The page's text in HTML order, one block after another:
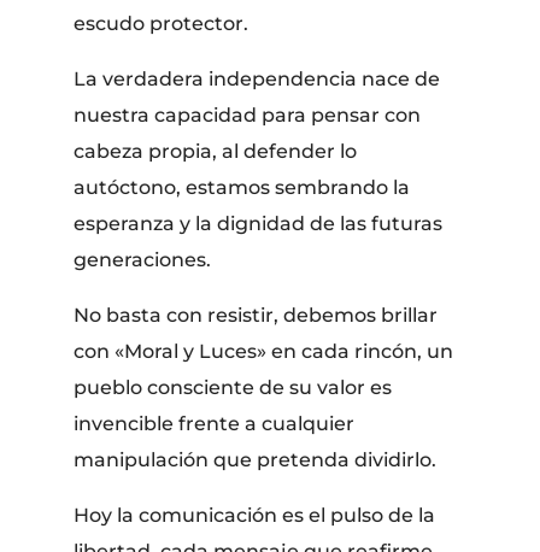
escudo protector.
La verdadera independencia nace de
nuestra capacidad para pensar con
cabeza propia, al defender lo
autóctono, estamos sembrando la
esperanza y la dignidad de las futuras
generaciones.
No basta con resistir, debemos brillar
con «Moral y Luces» en cada rincón, un
pueblo consciente de su valor es
invencible frente a cualquier
manipulación que pretenda dividirlo.
Hoy la comunicación es el pulso de la